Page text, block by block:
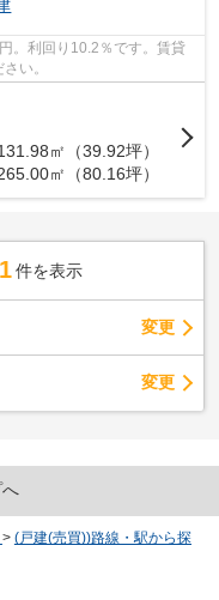
。利回り10.2％です。賃貸
い。
㎡（39.92坪）
㎡（80.16坪）
件を表示
変更
変更
> (戸建(売買))路線・駅から探